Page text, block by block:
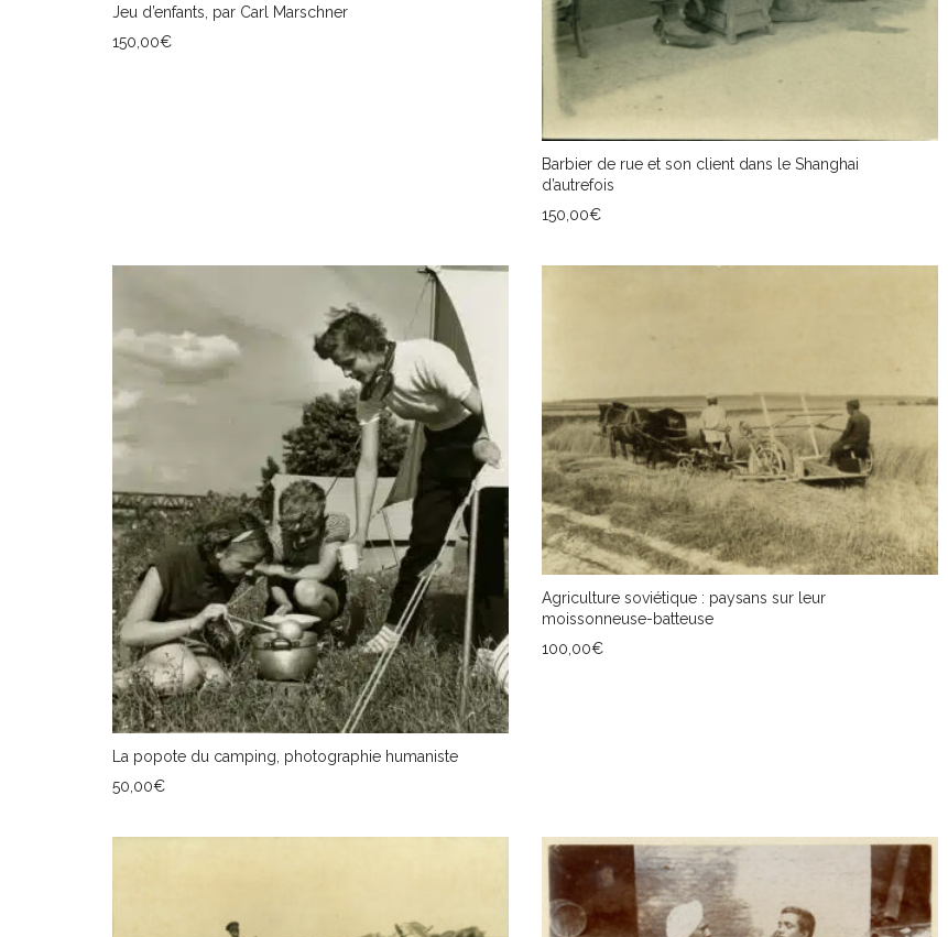
Jeu d’enfants, par Carl Marschner
150,00€
Barbier de rue et son client dans le Shanghai
d’autrefois
150,00€
La popote du camping, photographie humaniste
50,00€
Agriculture soviétique : paysans sur leur
moissonneuse-batteuse
100,00€